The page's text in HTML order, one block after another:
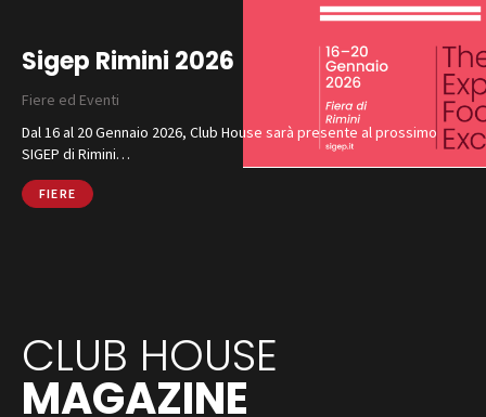
Sigep Rimini 2026
Fiere ed Eventi
Dal 16 al 20 Gennaio 2026, Club House sarà presente al prossimo
SIGEP di Rimini…
FIERE
CLUB HOUSE
MAGAZINE